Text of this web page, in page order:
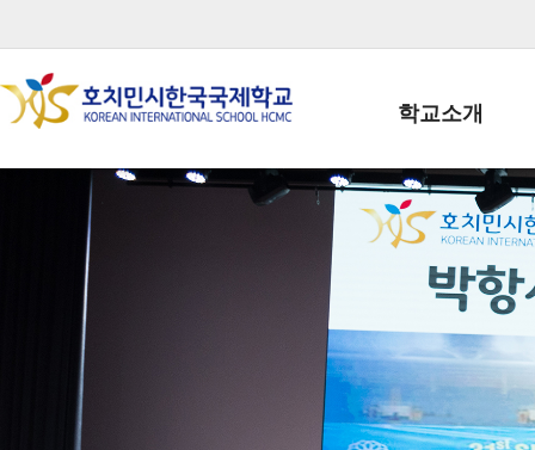
학교소개
학교장인사말
학생회장인사말
학교상징
학교 CI
교직원현황
학생현황